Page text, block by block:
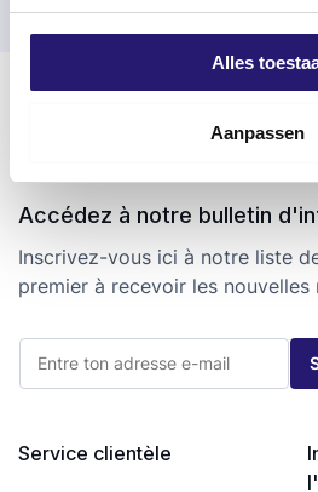
Alles
Aanpassen
Accédez à notre bulletin
Inscrivez-vous ici à notre liste
premier à recevoir les nouvelles
m
l
E
m
l
Service clientèle